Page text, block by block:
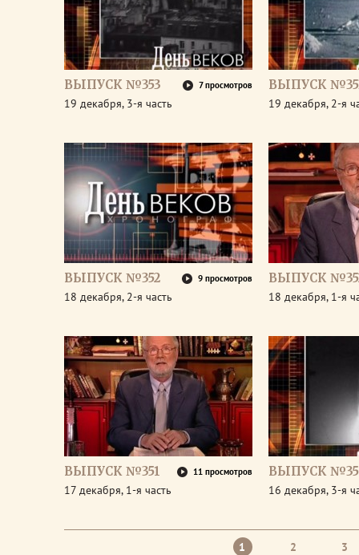
ВЫПУСК №353 7 просмотров
19 декабря, 3-я часть
ВЫПУСК
19 декабря, 2-я
ВЫПУСК №352 9 просмотров
18 декабря, 2-я часть
ВЫПУСК
18 декабря, 1-я
ВЫПУСК №351 11 просмотров
17 декабря, 1-я часть
ВЫПУСК
16 декабря, 3-я
1 2 3